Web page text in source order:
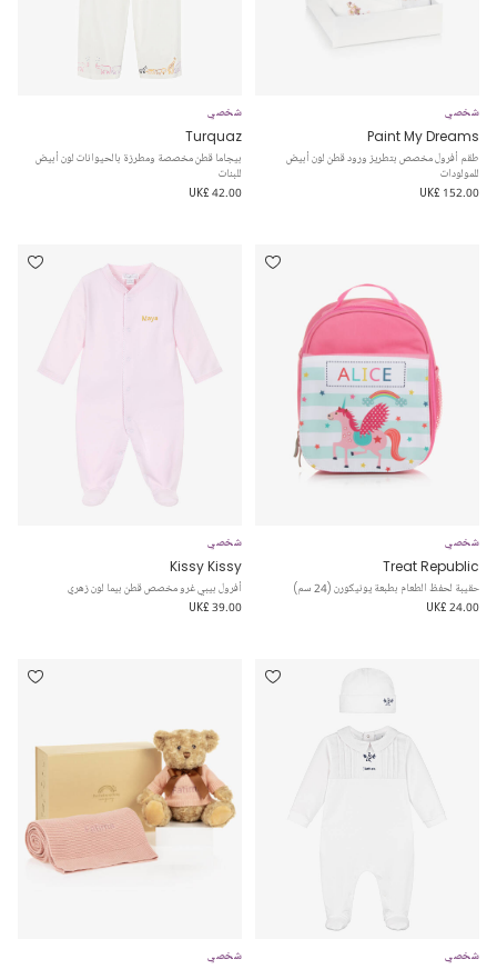
شخصي
Paint My Dreams
طقم أفرول مخصص بتطريز ورود قطن لون أبيض
للمولودات
UK£ 152.00
شخصي
Turquaz
بيجاما قطن مخصصة ومطرزة بالحيوانات لون أبيض
للبنات
UK£ 42.00
شخصي
Treat Republic
حقيبة لحفظ الطعام بطبعة يونيكورن (24 سم)
UK£ 24.00
شخصي
Kissy Kissy
أفرول بيبي غرو مخصص قطن بيما لون زهري
UK£ 39.00
شخصي شخصي